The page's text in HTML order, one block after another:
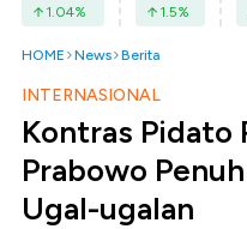
1.04% 1.5%
HOME News Berita
INTERNASIONAL
Kontras Pidato
Prabowo
Ugal-ugalan